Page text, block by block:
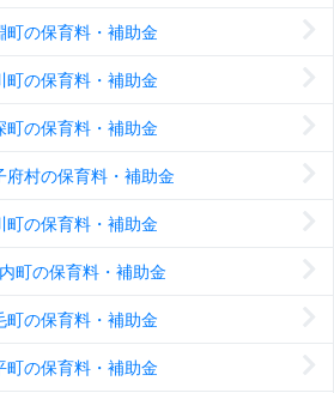
町の保育料・補助金
町の保育料・補助金
町の保育料・補助金
府村の保育料・補助金
町の保育料・補助金
町の保育料・補助金
町の保育料・補助金
町の保育料・補助金